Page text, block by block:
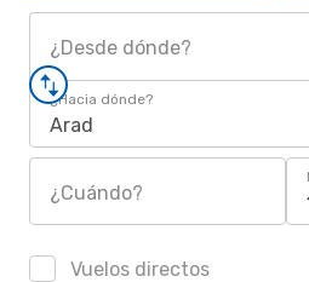
¿Desde dónde?
¿Hacia dónde?
Arad
¿Cuándo?
Vuelos directos